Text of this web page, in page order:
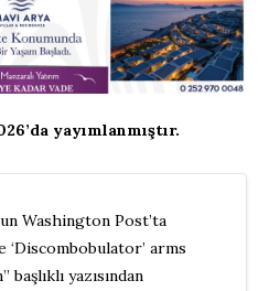
yayımlanmıştır.
Washington Post’ta
‘Discombobulator’ arms
başlıklı yazısından